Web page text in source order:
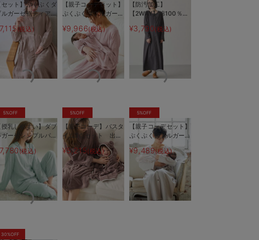
ピングの配色がさりげないアクセント
セット】ぷくぷくダ
ルガーゼ裾ティアー
3WAYワンピース＆
後も使えるレギンス
ジャマ マタニテ
・授乳パジャマ
(税込)
【親子コーデセット】
ぷくぷくダブルガーゼ
裾ティアード3WAYワ
ンピース＆産前産後使
えるレギンスパジャマ
&2wayオール 出産
準備 ギフト マタニ
ティ・産後
¥9,966(税込)
【防汚加工】
【2WAY】綿100％前
開き長袖ネグリジェ
マタニティ・授乳パジ
ャマ【産後も長く着れ
¥3,790(税込)
5%OFF
授乳しやすい】ダブ
ガーゼシンプルパジ
マ【産前産後対応パ
ツ付】(税込)
5%OFF
【親子コーデ】バスタ
イム3点セット 出産
祝い マタニティ・産
後
¥5,215(税込)
5%OFF
【親子コーデセット】
ぷくぷくダブルガーゼ
Ｖネックワンピ＆産前
産後使えるレギンスパ
ジャマ&2wayオー
ル 出産準備 ギフ
ト マタニティ・産後
¥9,489(税込)
30%OFF